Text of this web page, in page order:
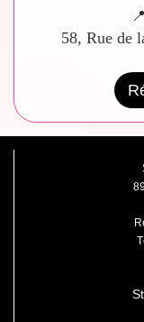
📍
58, Rue de